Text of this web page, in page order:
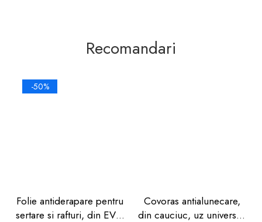
Recomandari
-50%
Folie antiderapare pentru
sertare si rafturi, din EVA,
Covoras antialunecare,
din cauciuc, uz universal,